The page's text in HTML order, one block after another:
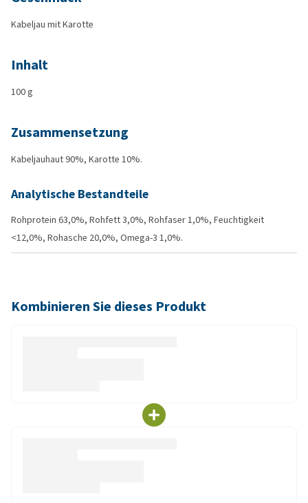
Kabeljau mit Karotte
Inhalt
100 g
Zusammensetzung
Kabeljauhaut 90%, Karotte 10%.
Analytische Bestandteile
Rohprotein 63,0%, Rohfett 3,0%, Rohfaser 1,0%, Feuchtigkeit
<12,0%, Rohasche 20,0%, Omega-3 1,0%.
Kombinieren Sie dieses Produkt